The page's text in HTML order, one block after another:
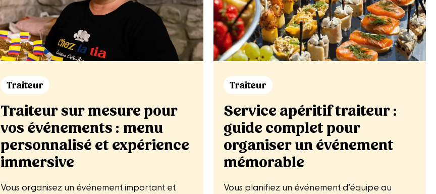
Traiteur
Traiteur sur mesure pour
vos événements : menu
personnalisé et expérience
immersive
Vous organisez un événement important et
Traiteur
Service apéritif traiteur :
guide complet pour
organiser un événement
mémorable
Vous planifiez un événement d’équipe au